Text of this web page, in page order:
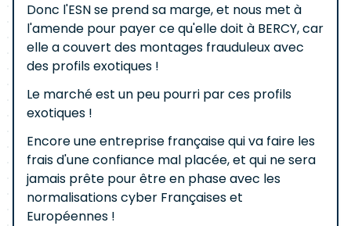
Donc l'ESN se prend sa marge, et nous met à
l'amende pour payer ce qu'elle doit à BERCY, car
elle a couvert des montages frauduleux avec
des profils exotiques !
Le marché est un peu pourri par ces profils
exotiques !
Encore une entreprise française qui va faire les
frais d'une confiance mal placée, et qui ne sera
jamais prête pour être en phase avec les
normalisations cyber Françaises et
Européennes !